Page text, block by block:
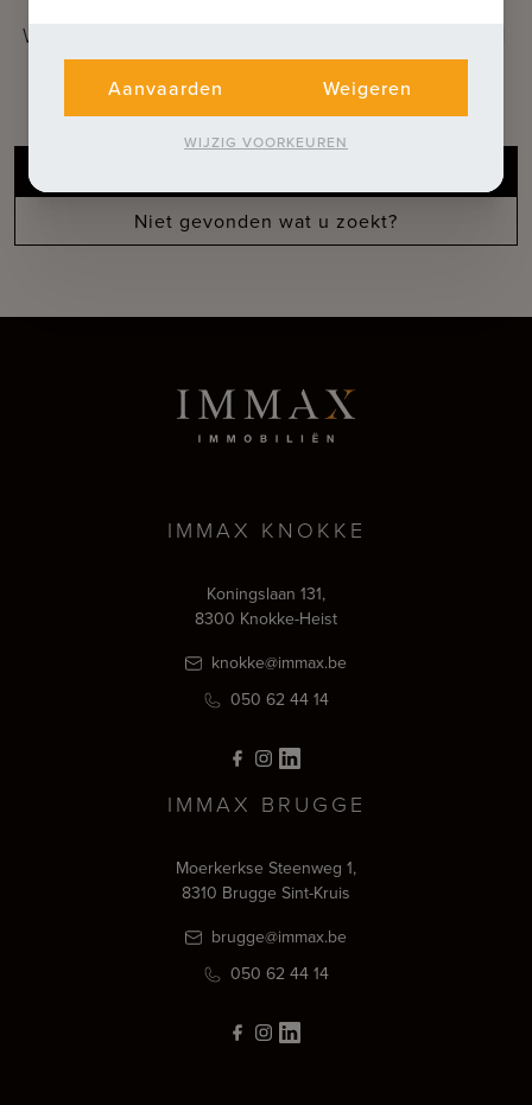
WAT KUNNEN WE VOOR U BETEKENEN
Ontdek onze extra diensten
Niet gevonden wat u zoekt?
IMMAX KNOKKE
Koningslaan 131,
8300 Knokke-Heist
knokke@immax.be
050 62 44 14
IMMAX BRUGGE
Moerkerkse Steenweg 1,
8310 Brugge Sint-Kruis
brugge@immax.be
050 62 44 14
Aanvaarden Weigeren
WIJZIG VOORKEUREN